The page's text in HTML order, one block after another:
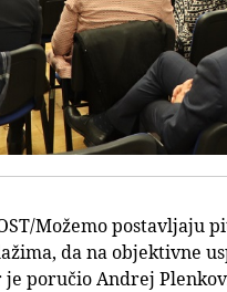
Možemo postavljaju
da na objektivne
poručio Andrej